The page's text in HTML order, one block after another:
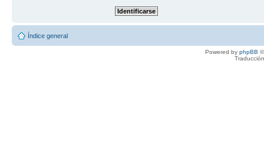
Índice general
Powered by phpBB